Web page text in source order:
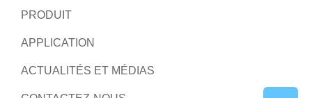
PRODUIT
APPLICATION
ACTUALITÉS ET MÉDIAS